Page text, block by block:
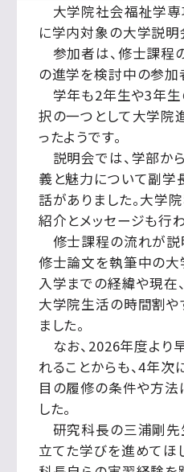
大学院社会福祉学専
に学内対象の大学説明
参加者は、修士課程
の進学を検討中の参加
学年も2年生や3年生
択の一つとして大学院
ったようです。
説明会では、学部か
義と魅力について副学
話がありました。大学
紹介とメッセージも行
修士課程の流れが説
修士論文を執筆中の
入学までの経緯や現在
大学院生活の時間割や
ました。
なお、2026年度より
れることからも、4年
目の履修の条件や方法
した。
研究科長の三浦剛先
立てた学びを進めてほ